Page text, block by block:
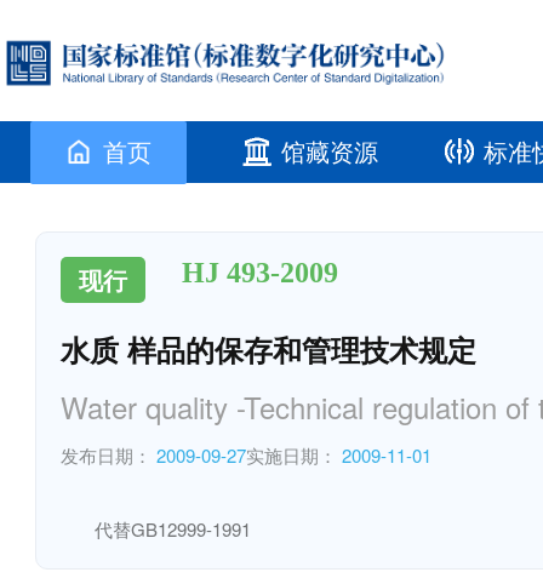
首页 馆藏资源 标准
现行 HJ 493-2009
水质 样品的保存和管理技术规定
Water quality -Technical regulation
发布日期： 2009-09-27实施日期： 2009-11-01
代替GB12999-1991